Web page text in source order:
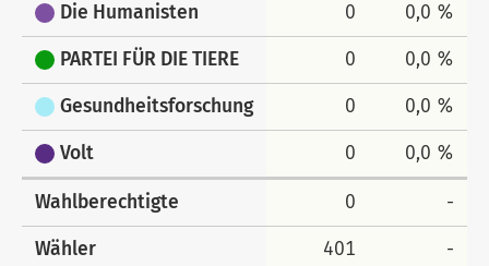
Die Humanisten 0 0,0 %
PARTEI FÜR DIE TIERE 0 0,0 %
Gesundheitsforschung 0 0,0 %
Volt 0 0,0 %
Wahlberechtigte 0 -
Wähler 401 -